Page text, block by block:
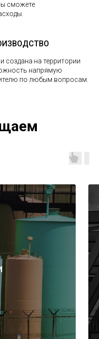
сможете
создана на территории
напрямую
по любым вопросам.